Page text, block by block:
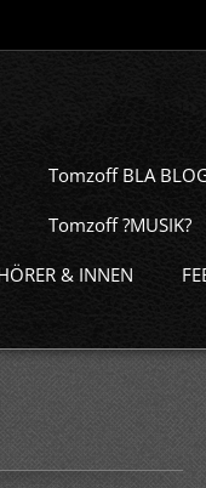
Tomzoff BLA
Tomzoff ?MUSIK?
& INNEN